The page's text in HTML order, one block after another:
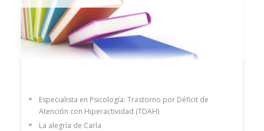
Especialista en Psicología: Trastorno por Déficit de
Atención con Hiperactividad (TDAH)
La alegría de Carla